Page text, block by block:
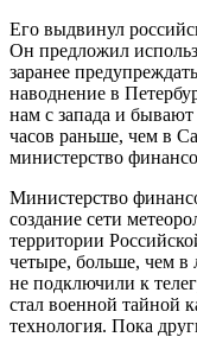
Его выдвинул
Он предложил
заранее
наводнение в
нам с запада и бывают
часов раньше, чем в
министерство
Министерство
создание сети
территории
четыре, больше, чем в
не подключили к
стал военной тайной
технология. Пока